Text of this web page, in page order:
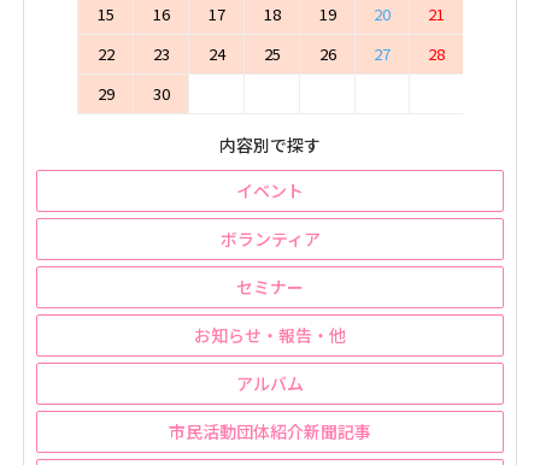
15
16 17 18 19 20
21
22
23 24 25 26 27
28
29
30
内容別で探す
イベント
ボランティア
セミナー
お知らせ・報告・他
アルバム
市民活動団体紹介新聞記事